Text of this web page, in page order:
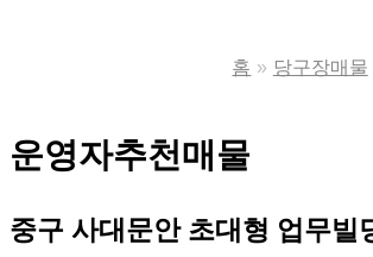
홈 당구장매물
운영자추천매물
중구 사대문안 초대형 업무빌